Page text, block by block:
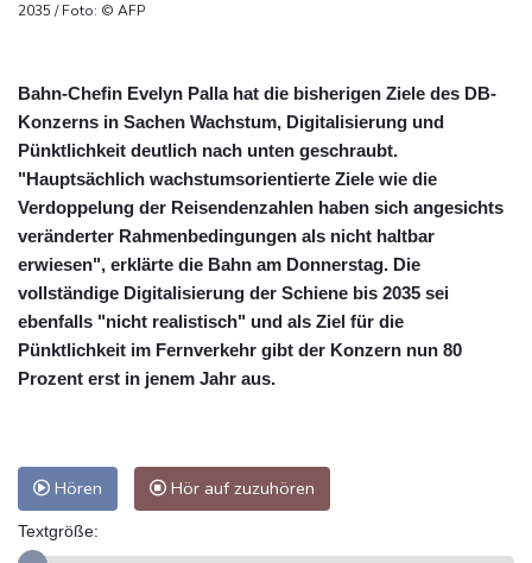
2035 / Foto: © AFP
Bahn-Chefin Evelyn Palla hat die bisherigen Ziele des DB-
Konzerns in Sachen Wachstum, Digitalisierung und
Pünktlichkeit deutlich nach unten geschraubt.
"Hauptsächlich wachstumsorientierte Ziele wie die
Verdoppelung der Reisendenzahlen haben sich angesichts
veränderter Rahmenbedingungen als nicht haltbar
erwiesen", erklärte die Bahn am Donnerstag. Die
vollständige Digitalisierung der Schiene bis 2035 sei
ebenfalls "nicht realistisch" und als Ziel für die
Pünktlichkeit im Fernverkehr gibt der Konzern nun 80
Prozent erst in jenem Jahr aus.
Hören Hör auf zuzuhören
Textgröße: